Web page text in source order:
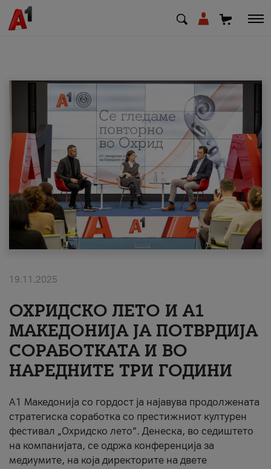
МК SQ
Приватни Деловни
Поддршка
Надополни кредит
#ПодобарОнлајн
19.11.2025
ОХРИДСКО ЛЕТО И A1
МАКЕДОНИЈА ЈА ПОТВРДИЈА
СОРАБОТКАТА И ВО
НАРЕДНИТЕ ТРИ ГОДИНИ
A1 Македонија со гордост ја најавува продолжената
стратегиска соработка со престижниот културен
фестивал „Охридско лето“. Денеска, во седиштето
на компанијата, се одржа конференција за
медиумите, на која директорите на двете